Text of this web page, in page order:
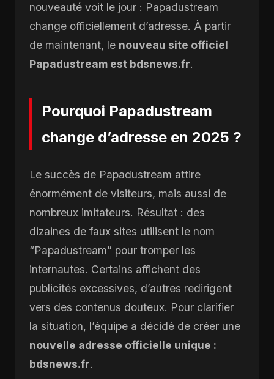
nouveauté voit le jour : Papadustream
change officiellement d’adresse. À partir
de maintenant, le nouveau site officiel
Papadustream est bdsnews.fr.
Pourquoi Papadustream
change d’adresse en 2025 ?
Le succès de Papadustream attire
énormément de visiteurs, mais aussi de
nombreux imitateurs. Résultat : des
dizaines de faux sites utilisent le nom
“Papadustream” pour tromper les
internautes. Certains affichent des
publicités excessives, d’autres redirigent
vers des contenus douteux. Pour clarifier
la situation, l’équipe a décidé de créer une
nouvelle adresse officielle unique :
bdsnews.fr.